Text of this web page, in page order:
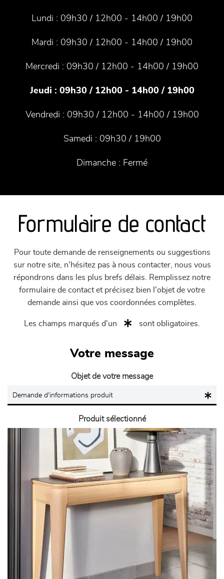
Lundi : 09h30 / 12h00 - 14h00 / 19h00
Mardi : 09h30 / 12h00 - 14h00 / 19h00
Mercredi : 09h30 / 12h00 - 14h00 / 19h00
Jeudi : 09h30 / 12h00 - 14h00 / 19h00
Vendredi : 09h30 / 12h00 - 14h00 / 19h00
Samedi : 09h30 / 19h00
Dimanche : Fermé
Formulaire de contact
Pour toute demande de renseignements ou suggestions
sur notre site, n'hésitez pas à nous contacter, nous vous
répondrons dans les plus brefs délais. Remplissez notre
formulaire de contact et précisez bien l'objet de votre
demande ainsi que vos coordonnées complètes.
Les champs marqués d'un sont obligatoires.
Votre message
Objet de votre message
Produit sélectionné